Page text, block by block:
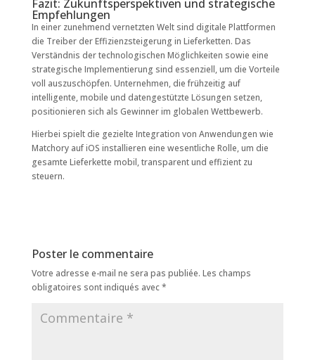
Fazit: Zukunftsperspektiven und strategische
Empfehlungen
In einer zunehmend vernetzten Welt sind digitale Plattformen
die Treiber der Effizienzsteigerung in Lieferketten. Das
Verständnis der technologischen Möglichkeiten sowie eine
strategische Implementierung sind essenziell, um die Vorteile
voll auszuschöpfen. Unternehmen, die frühzeitig auf
intelligente, mobile und datengestützte Lösungen setzen,
positionieren sich als Gewinner im globalen Wettbewerb.
Hierbei spielt die gezielte Integration von Anwendungen wie
Matchory auf iOS installieren eine wesentliche Rolle, um die
gesamte Lieferkette mobil, transparent und effizient zu
steuern.
Poster le commentaire
Votre adresse e-mail ne sera pas publiée. Les champs
obligatoires sont indiqués avec*